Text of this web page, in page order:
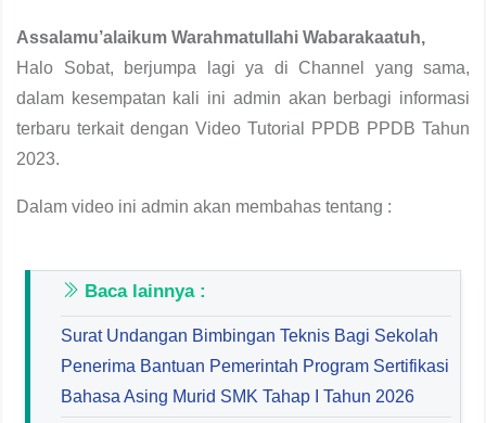
Assalamu’alaikum Warahmatullahi Wabarakaatuh,
Halo Sobat, berjumpa lagi ya di Channel yang sama,
dalam kesempatan kali ini admin akan berbagi informasi
terbaru terkait dengan Video Tutorial PPDB PPDB Tahun
2023.
Dalam video ini admin akan membahas tentang :
Baca lainnya :
Surat Undangan Bimbingan Teknis Bagi Sekolah
Penerima Bantuan Pemerintah Program Sertifikasi
Bahasa Asing Murid SMK Tahap I Tahun 2026